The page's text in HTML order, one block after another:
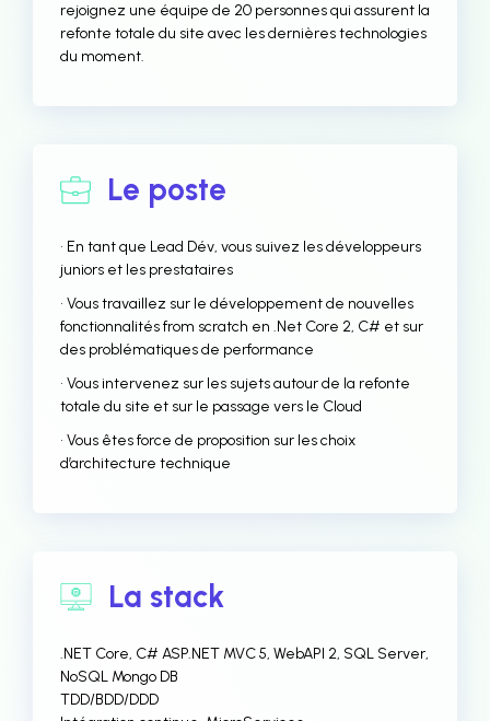
rejoignez une équipe de 20 personnes qui assurent la
refonte totale du site avec les dernières technologies
du moment.
Le poste
• En tant que Lead Dév, vous suivez les développeurs
juniors et les prestataires
• Vous travaillez sur le développement de nouvelles
fonctionnalités from scratch en .Net Core 2, C# et sur
des problématiques de performance
• Vous intervenez sur les sujets autour de la refonte
totale du site et sur le passage vers le Cloud
• Vous êtes force de proposition sur les choix
d’architecture technique
La stack
.NET Core, C# ASP.NET MVC 5, WebAPI 2, SQL Server,
NoSQL Mongo DB
TDD/BDD/DDD